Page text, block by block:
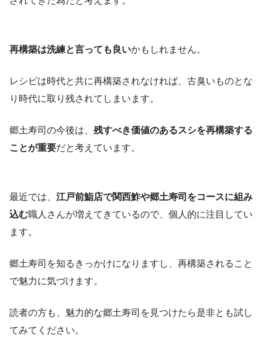
再構築は洗練と言っても良いかもしれません。
レシピは時代と共に再構築されなければ、古臭いものとな
り時代に取り残されてしまいます。
郷土寿司の今後は、 残すべき価値のあるスシを再構築する
ことが重要だと考えています。
最近では、 江戸前鮨店で関西鮓や郷土寿司をコースに組み
込む職人さんが増えてきているので、個人的に注目してい
ます。
郷土寿司を知るきっかけになりますし、再構築されること
で魅力に気づけます。
読者の方も、魅力的な郷土寿司を見つけたら是非とも試し
てみてください。